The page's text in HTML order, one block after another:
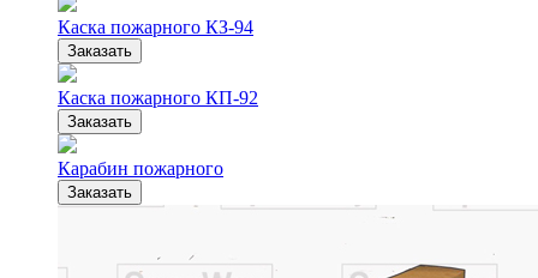
Каска пожарного КЗ-94
Заказать
Каска пожарного КП-92
Заказать
Карабин пожарного
Заказать